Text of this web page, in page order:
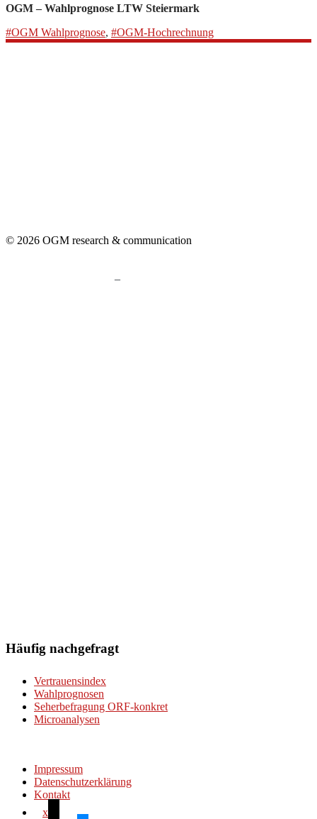
OGM – Wahlprognose LTW Steiermark
#OGM Wahlprognose, #OGM-Hochrechnung
© 2026 OGM research & communication
–
Häufig nachgefragt
Vertrauensindex
Wahlprognosen
Seherbefragung ORF-konkret
Microanalysen
Impressum
Datenschutzerklärung
Kontakt
x